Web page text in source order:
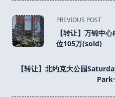
<span
class="nav-
subtitle
reader-
PREVIOUS POST
【转让】万锦中
位105万(sold)
【转让】北约克大公园
Park